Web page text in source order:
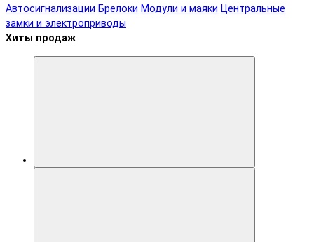
Автосигнализации Брелоки Модули и маяки Центральные
замки и электроприводы
Хиты продаж